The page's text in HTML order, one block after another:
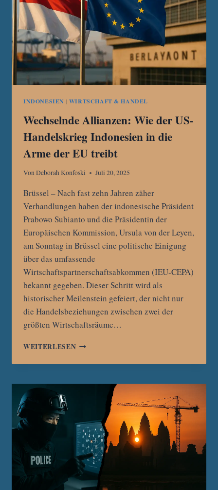
INDONESIEN | WIRTSCHAFT & HANDEL
Wechselnde Allianzen: Wie der US-
Handelskrieg Indonesien in die
Arme der EU treibt
VonDeborah Konfoski Juli 20, 2025
Brüssel – Nach fast zehn Jahren zäher
Verhandlungen haben der indonesische Präsident
Prabowo Subianto und die Präsidentin der
Europäischen Kommission, Ursula von der Leyen,
am Sonntag in Brüssel eine politische Einigung
über das umfassende
Wirtschaftspartnerschaftsabkommen (IEU-CEPA)
bekannt gegeben. Dieser Schritt wird als
historischer Meilenstein gefeiert, der nicht nur
die Handelsbeziehungen zwischen zwei der
größten Wirtschaftsräume…
WEITERLESENWECHSELNDE
WIE
US-
HANDELSKRIEG
INDONESIEN
DIE
ARME
DER
EU
TREIBT